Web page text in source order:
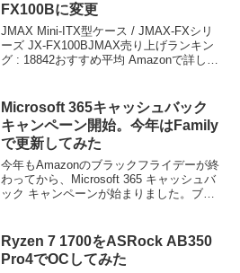
FX100Bに変更
JMAX Mini-ITX型ケース / JMAX-FXシリ
ーズ JX-FX100BJMAX売り上げランキン
グ : 18842おすすめ平均 Amazonで詳しく
Microsoft 365キャッシュバック
キャンペーン開始。今年はFamily
で更新してみた
今年もAmazonのブラックフライデーが終
わってから、Microsoft 365 キャッシュバ
ック キャンペーンが始まりました。ブラ
くなっていますし、...
Ryzen 7 1700をASRock AB350
Pro4でOCしてみた